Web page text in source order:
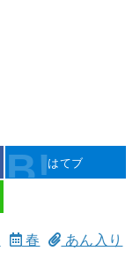
はてブ
春
あん入り